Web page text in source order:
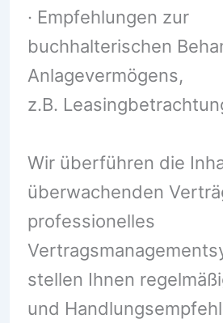
· Empfehlungen zur
buchhalterischen
Anlagevermögens,
z.B.
Wir überführen die
überwachenden
professionelles
stellen Ihnen
und